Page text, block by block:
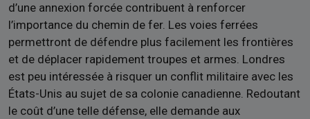
d’une annexion forcée contribuent à renforcer
l’importance du chemin de fer. Les voies ferrées
permettront de défendre plus facilement les frontières
et de déplacer rapidement troupes et armes. Londres
est peu intéressée à risquer un conflit militaire avec les
États-Unis au sujet de sa colonie canadienne. Redoutant
le coût d’une telle défense, elle demande aux